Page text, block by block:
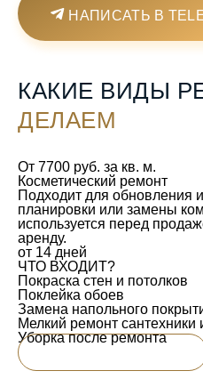
НАПИСАТЬ В
КАКИЕ ВИДЫ
ДЕЛАЕМ
От 7700 руб. за кв. м.
Косметический ремонт
Подходит для обновления
планировки или замены
используется перед
аренду.
от 14 дней
ЧТО ВХОДИТ?
Покраска стен и потолков
Поклейка обоев
Замена напольного
Мелкий ремонт сантехники
Уборка после ремонта